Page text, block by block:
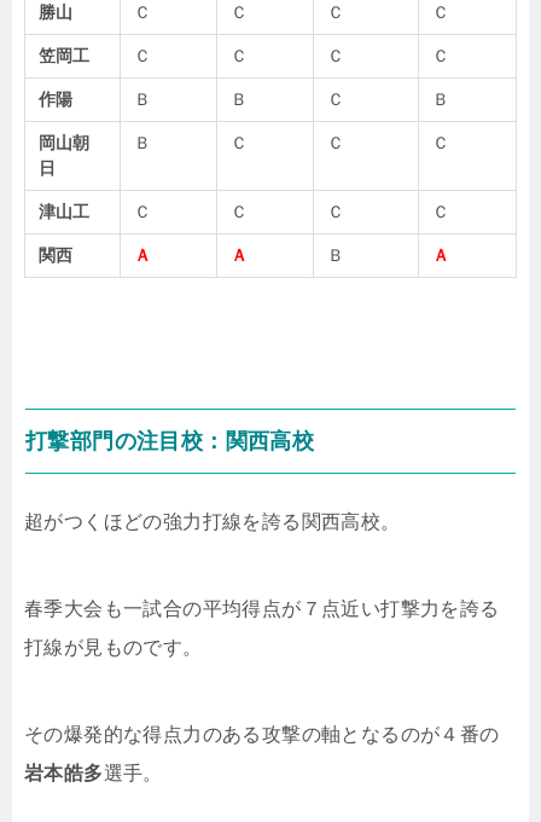
勝山 Ｃ Ｃ Ｃ Ｃ
笠岡工 Ｃ Ｃ Ｃ Ｃ
作陽 Ｂ Ｂ Ｃ Ｂ
岡山朝
日
Ｂ Ｃ Ｃ Ｃ
津山工 Ｃ Ｃ Ｃ Ｃ
関西 Ａ Ａ Ｂ Ａ
打撃部門の注目校：関西高校
超がつくほどの強力打線を誇る関西高校。
春季大会も一試合の平均得点が７点近い打撃力を誇る
打線が見ものです。
その爆発的な得点力のある攻撃の軸となるのが４番の
岩本皓多選手。